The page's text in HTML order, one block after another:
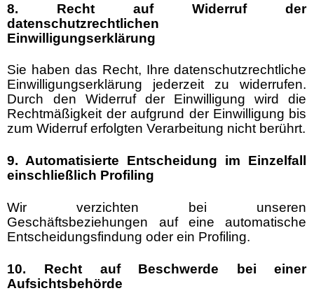
8. Recht auf Widerruf der
datenschutzrechtlichen
Einwilligungserklärung
Sie haben das Recht, Ihre datenschutzrechtliche
Einwilligungserklärung jederzeit zu widerrufen.
Durch den Widerruf der Einwilligung wird die
Rechtmäßigkeit der aufgrund der Einwilligung bis
zum Widerruf erfolgten Verarbeitung nicht berührt.
9. Automatisierte Entscheidung im Einzelfall
einschließlich Profiling
Wir verzichten bei unseren
Geschäftsbeziehungen auf eine automatische
Entscheidungsfindung oder ein Profiling.
10. Recht auf Beschwerde bei einer
Aufsichtsbehörde